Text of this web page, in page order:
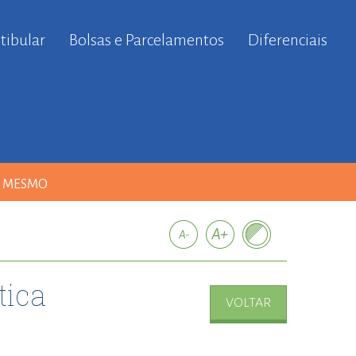
Bolsas e Parcelamentos Diferenciais
MESMO
VOLTAR